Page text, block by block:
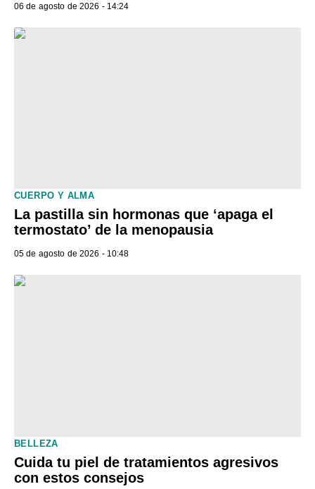
06 de agosto de 2026 - 14:24
CUERPO Y ALMA
La pastilla sin hormonas que ‘apaga el
termostato’ de la menopausia
05 de agosto de 2026 - 10:48
BELLEZA
Cuida tu piel de tratamientos agresivos
con estos consejos